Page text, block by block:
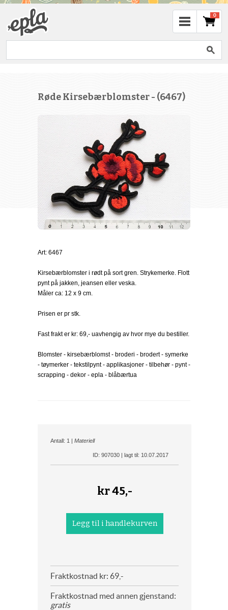
0
Røde Kirsebærblomster - (6467)
Art: 6467
Kirsebærblomster i rødt på sort gren. Strykemerke. Flott
pynt på jakken, jeansen eller veska.
Måler ca: 12 x 9 cm.
Prisen er pr stk.
Fast frakt er kr: 69,- uavhengig av hvor mye du bestiller.
Blomster - kirsebærblomst - broderi - brodert - symerke
- tøymerker - tekstilpynt - applikasjoner - tilbehør - pynt -
scrapping - dekor - epla - blåbærtua
Antall: 1 | Materiell
ID: 907030 | lagt til: 10.07.2017
kr45,-
Fraktkostnad kr: 69,-
Fraktkostnad med annen gjenstand:
gratis